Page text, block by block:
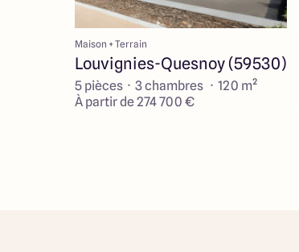
Maison + Terrain
Louvignies-Quesnoy (59530)
5 pièces · 3 chambres · 120 m²
À partir de 274 700 €